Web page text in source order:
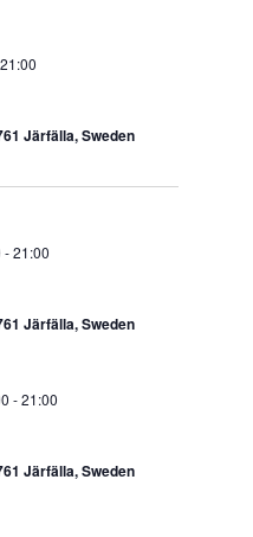
21:00
Järfälla, Sweden
-21:00
Järfälla, Sweden
-21:00
Järfälla, Sweden